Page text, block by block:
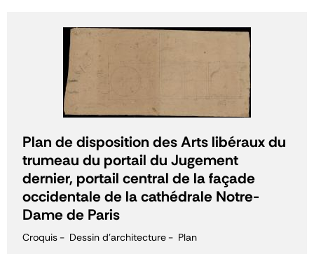
Plan de disposition des Arts libéraux du
trumeau du portail du Jugement
dernier, portail central de la façade
occidentale de la cathédrale Notre-
Dame de Paris
Croquis Dessin d'architecture Plan